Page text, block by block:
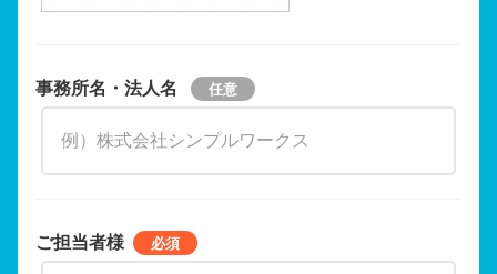
事務所名・法人名
ご担当者様